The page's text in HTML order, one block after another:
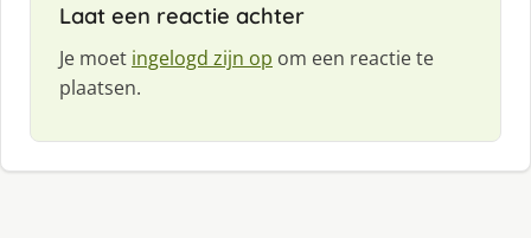
Laat een reactie achter
Je moet ingelogd zijn op om een reactie te
plaatsen.